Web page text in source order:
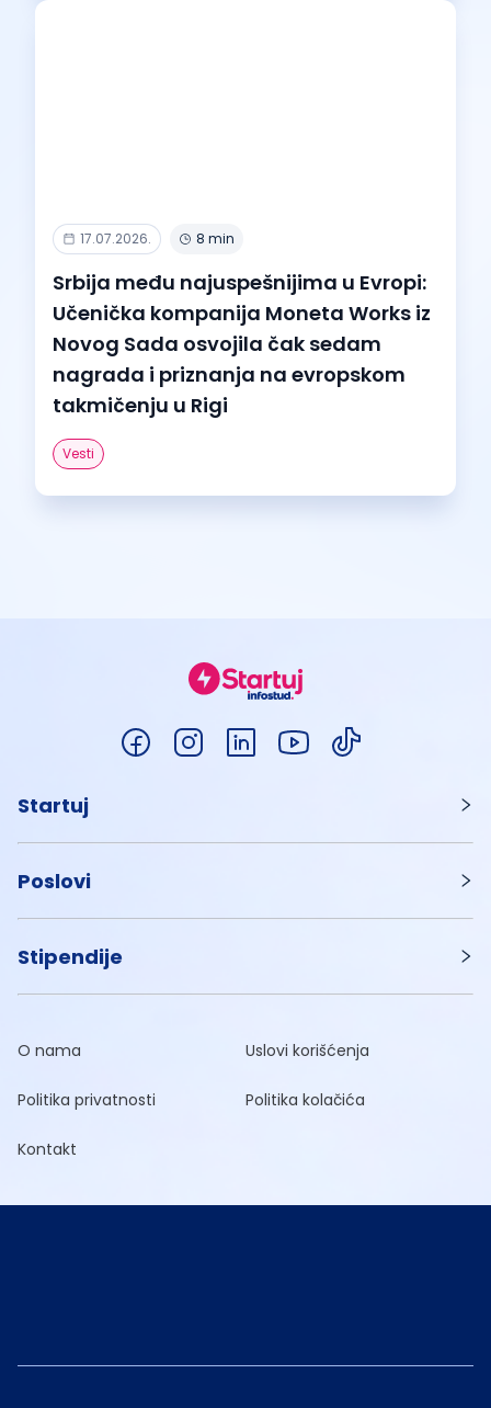
17.07.2026. 8 min
Srbija među najuspešnijima u Evropi:
Učenička kompanija Moneta Works iz
Novog Sada osvojila čak sedam
nagrada i priznanja na evropskom
takmičenju u Rigi
Vesti
Startuj
Poslovi
Stipendije
O nama Uslovi korišćenja
Politika privatnosti Politika kolačića
Kontakt